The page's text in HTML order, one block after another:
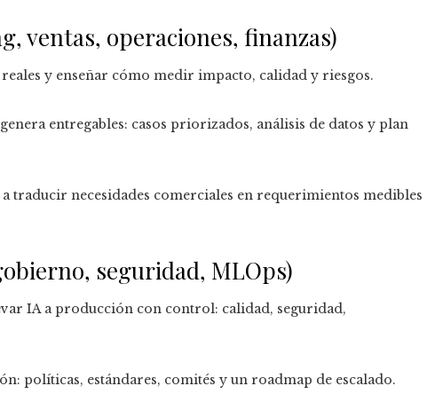
ventas, operaciones, finanzas)
y enseñar cómo medir impacto, calidad y riesgos.
entregables: casos priorizados, análisis de datos y plan
a traducir necesidades comerciales en requerimientos medibles
seguridad, MLOps)
IA a producción con control: calidad, seguridad,
políticas, estándares, comités y un roadmap de escalado.